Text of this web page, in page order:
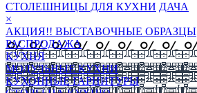
СТОЛЕШНИЦЫ ДЛЯ КУХНИ ДАЧА
×
АКЦИЯ!! ВЫСТАВОЧНЫЕ ОБРАЗЦЫ
РАСПРОДАЖА
КУХНЯ
МОДУЛЬНЫЕ КУХНИ
КУХОННЫЕ ГАРНИТУРЫ